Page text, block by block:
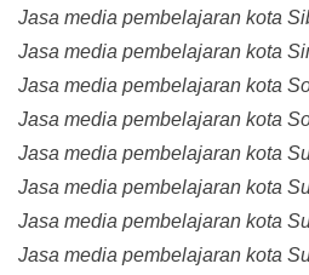
Jasa media pembelajaran kota
Jasa media pembelajaran kota
Jasa media pembelajaran kota
Jasa media pembelajaran kota
Jasa media pembelajaran kota
Jasa media pembelajaran kota
Jasa media pembelajaran kota
Jasa media pembelajaran kota